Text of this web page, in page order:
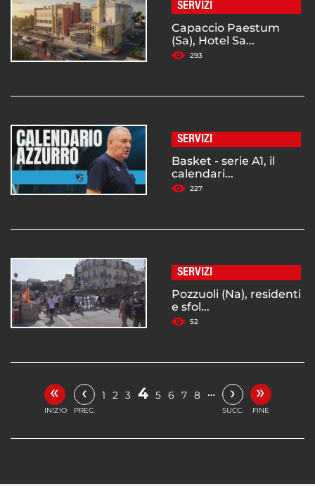
SERVIZI
Capaccio Paestum
(Sa), Hotel Sa...
293
SERVIZI
Basket - serie A1, il
calendari...
227
SERVIZI
Pozzuoli (Na), residenti
e sfol...
52
«
INIZIO
‹
PREC.
1 2 3 4 5 6 7 8 … ›
SUCC.
»
FINE